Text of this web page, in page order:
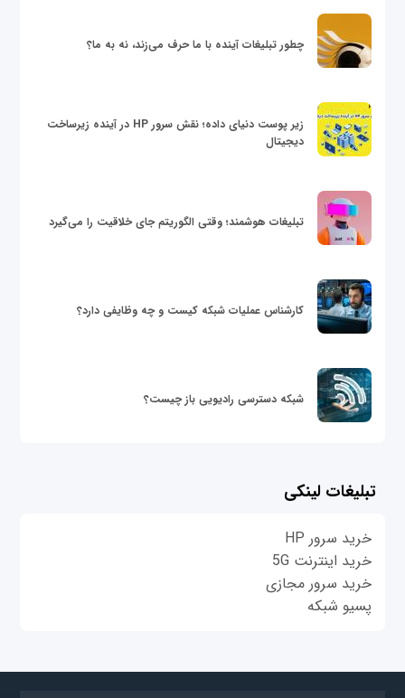
چطور تبلیغات آینده با ما حرف می‌زند، نه به ما؟
زیر پوست دنیای داده؛ نقش سرور HP در آینده زیرساخت
دیجیتال
تبلیغات هوشمند؛ وقتی الگوریتم جای خلاقیت را می‌گیرد
کارشناس عملیات شبکه کیست و چه وظایفی دارد؟
شبکه دسترسی رادیویی باز چیست؟
تبلیغات لینکی
خرید سرور HP
خرید اینترنت 5G
خرید سرور مجازی
پسیو شبکه